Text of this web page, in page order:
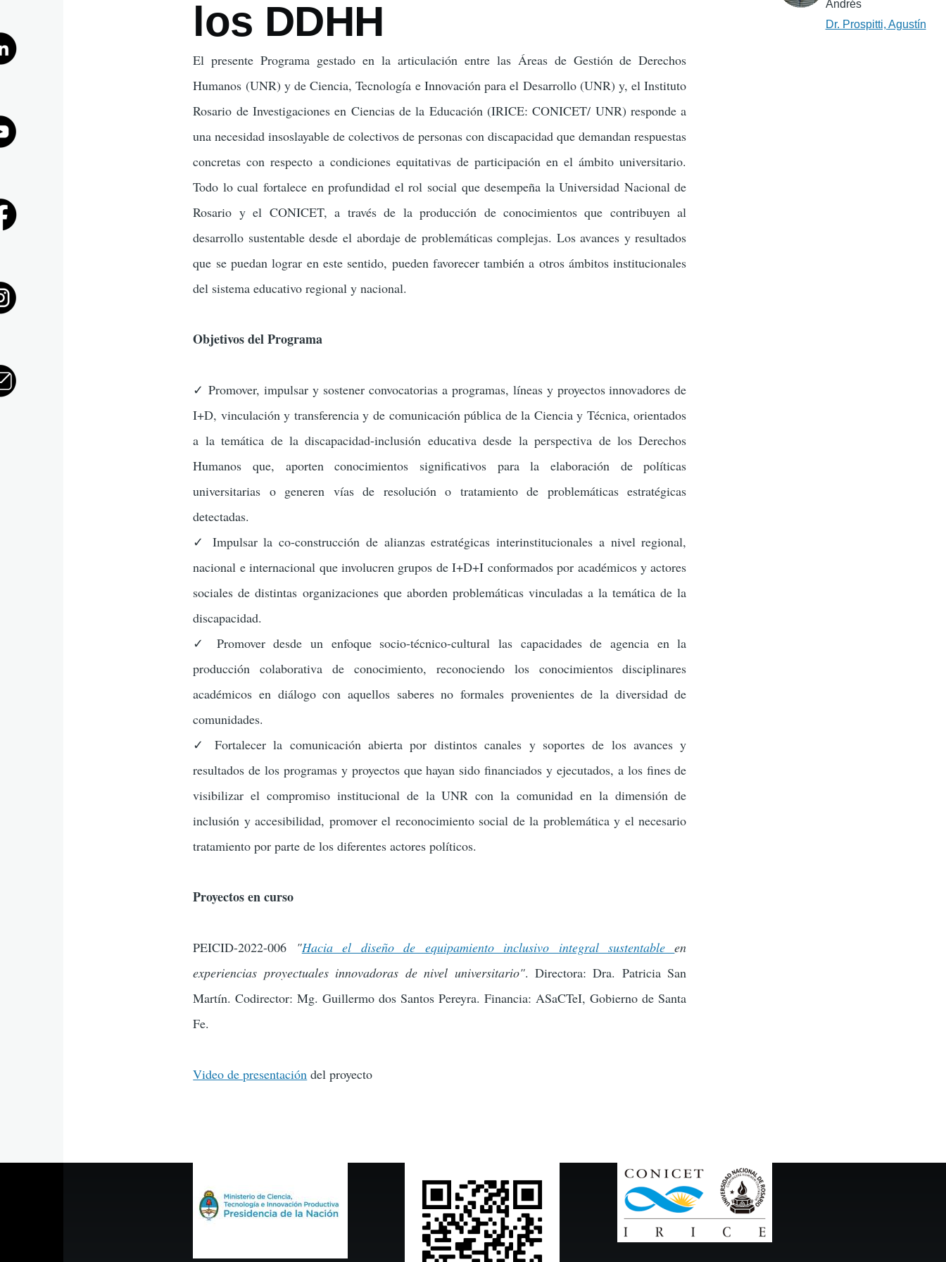
la
navegación
los DDHH
El presente Programa gestado en la articulación entre las Áreas de Gestión de Derechos
Humanos (UNR) y de Ciencia, Tecnología e Innovación para el Desarrollo (UNR) y, el Instituto
Rosario de Investigaciones en Ciencias de la Educación (IRICE: CONICET/ UNR) responde a
una necesidad insoslayable de colectivos de personas con discapacidad que demandan respuestas
concretas con respecto a condiciones equitativas de participación en el ámbito universitario.
Todo lo cual fortalece en profundidad el rol social que desempeña la Universidad Nacional de
Rosario y el CONICET, a través de la producción de conocimientos que contribuyen al
desarrollo sustentable desde el abordaje de problemáticas complejas. Los avances y resultados
que se puedan lograr en este sentido, pueden favorecer también a otros ámbitos institucionales
del sistema educativo regional y nacional.
Objetivos del Programa
✓ Promover, impulsar y sostener convocatorias a programas, líneas y proyectos innovadores de
I+D, vinculación y transferencia y de comunicación pública de la Ciencia y Técnica, orientados
a la temática de la discapacidad-inclusión educativa desde la perspectiva de los Derechos
Humanos que, aporten conocimientos significativos para la elaboración de políticas
universitarias o generen vías de resolución o tratamiento de problemáticas estratégicas
detectadas.
✓ Impulsar la co-construcción de alianzas estratégicas interinstitucionales a nivel regional,
nacional e internacional que involucren grupos de I+D+I conformados por académicos y actores
sociales de distintas organizaciones que aborden problemáticas vinculadas a la temática de la
discapacidad.
✓ Promover desde un enfoque socio-técnico-cultural las capacidades de agencia en la
producción colaborativa de conocimiento, reconociendo los conocimientos disciplinares
académicos en diálogo con aquellos saberes no formales provenientes de la diversidad de
comunidades.
✓ Fortalecer la comunicación abierta por distintos canales y soportes de los avances y
resultados de los programas y proyectos que hayan sido financiados y ejecutados, a los fines de
visibilizar el compromiso institucional de la UNR con la comunidad en la dimensión de
inclusión y accesibilidad, promover el reconocimiento social de la problemática y el necesario
tratamiento por parte de los diferentes actores políticos.
Proyectos en curso
PEICID-2022-006 "Hacia el diseño de equipamiento inclusivo integral sustentableen
experiencias proyectuales innovadoras de nivel universitario". Directora: Dra. Patricia San
Martín. Codirector: Mg. Guillermo dos Santos Pereyra. Financia: ASaCTeI, Gobierno de Santa
Fe.
Video de presentación del proyecto
Andrés
Dr. Prospitti, Agustín